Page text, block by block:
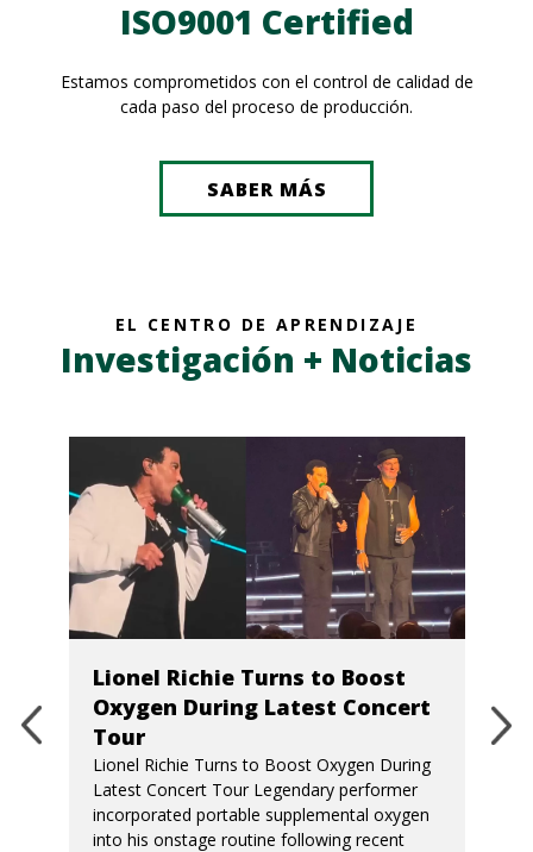
ISO9001 Certified
Estamos comprometidos con el control de calidad de
cada paso del proceso de producción.
SABER MÁS
EL CENTRO DE APRENDIZAJE
Investigación + Noticias
Lionel Richie Turns to Boost
Oxygen During Latest Concert
Tour
Lionel Richie Turns to Boost Oxygen During
Latest Concert Tour Legendary performer
incorporated portable supplemental oxygen
into his onstage routine following recent